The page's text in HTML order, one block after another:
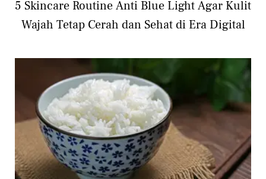
5 Skincare Routine Anti Blue Light Agar Kulit
Wajah Tetap Cerah dan Sehat di Era Digital